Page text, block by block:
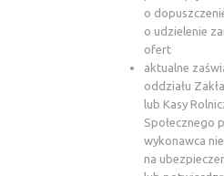
o
o udzielenie
ofert
aktualne
oddziału
lub Kasy
Społecznego
wykonawca
na